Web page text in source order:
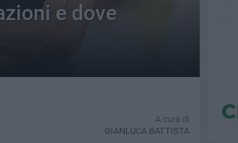
e dove
A cura di
GIANLUCA BATTISTA